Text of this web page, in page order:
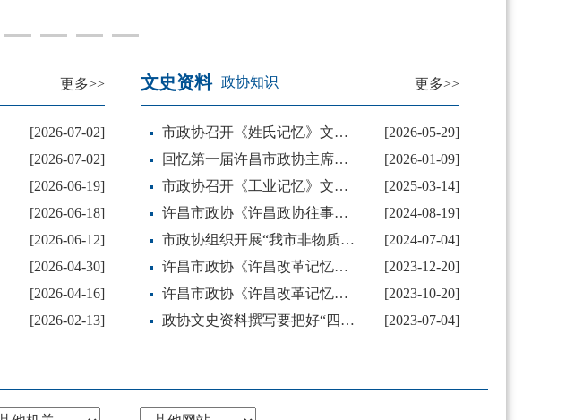
更多>>
[2026-07-02]
[2026-07-02]
[2026-06-19]
[2026-06-18]
[2026-06-12]
[2026-04-30]
[2026-04-16]
[2026-02-13]
文史资料 更多>>
市政协召开《姓氏记忆》文史图书史料协作征集工作推进会
[2026-05-29]
回忆第一届许昌市政协主席赵洪亮
[2026-01-09]
市政协召开《工业记忆》文史图书协作征编工作座谈会
[2025-03-14]
许昌市政协《许昌政协往事》编审工作会议召开
[2024-08-19]
市政协组织开展“我市非物质文化遗产保护和传承工作”专题调研
[2024-07-04]
许昌市政协《许昌改革记忆》第二轮编审工作会议召开
[2023-12-20]
许昌市政协《许昌改革记忆》编审工作会议召开
[2023-10-20]
政协文史资料撰写要把好“四关”
[2023-07-04]
政协知识